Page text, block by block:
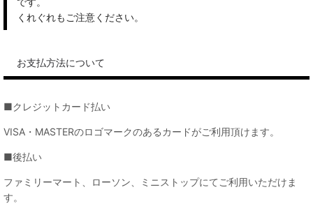
くれぐれもご注意ください。
お支払方法について
■クレジットカード払い
VISA・MASTERのロゴマークのあるカードがご利用頂けます。
■後払い
ファミリーマート、ローソン、ミニストップにてご利用いただけま
す。